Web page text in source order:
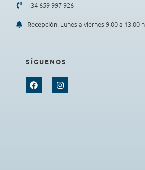
+34 659 997 926
Recepción: Lunes a viernes 9:00 a 13:00 h
SÍGUENOS